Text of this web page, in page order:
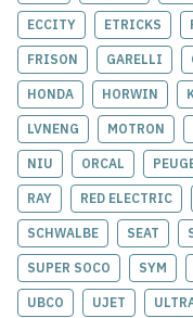
ECCITY ETRICKS
FRISON GARELLI
HONDA HORWIN
LVNENG MOTRON
NIU ORCAL
RAY RED ELECTRIC
SCHWALBE SEAT
SUPER SOCO SYM
UBCO UJET